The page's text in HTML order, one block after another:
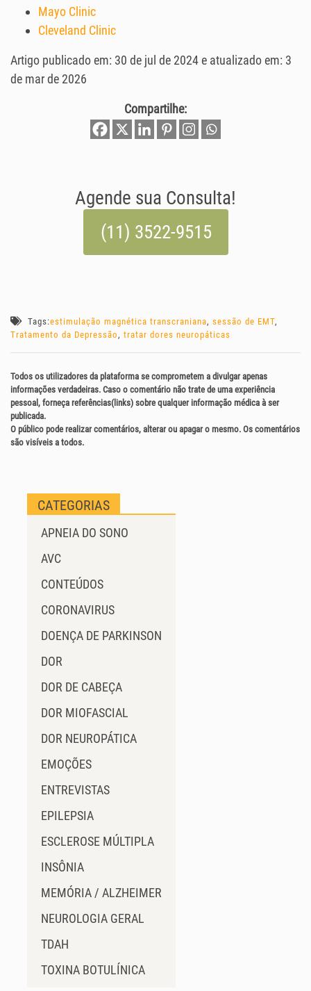
Mayo Clinic
Cleveland Clinic
Artigo publicado em: 30 de jul de 2024 e atualizado em: 3
de mar de 2026
Compartilhe:
Agende sua Consulta!
(11) 3522-9515
Tags:estimulação magnética transcraniana, sessão de EMT,
Tratamento da Depressão, tratar dores neuropáticas
Todos os utilizadores da plataforma se comprometem a divulgar apenas
informações verdadeiras. Caso o comentário não trate de uma experiência
pessoal, forneça referências(links) sobre qualquer informação médica à ser
publicada.
O público pode realizar comentários, alterar ou apagar o mesmo. Os comentários
são visíveis a todos.
CATEGORIAS
APNEIA DO SONO
AVC
CONTEÚDOS
CORONAVIRUS
DOENÇA DE PARKINSON
DOR
DOR DE CABEÇA
DOR MIOFASCIAL
DOR NEUROPÁTICA
EMOÇÕES
ENTREVISTAS
EPILEPSIA
ESCLEROSE MÚLTIPLA
INSÔNIA
MEMÓRIA / ALZHEIMER
NEUROLOGIA GERAL
TDAH
TOXINA BOTULÍNICA